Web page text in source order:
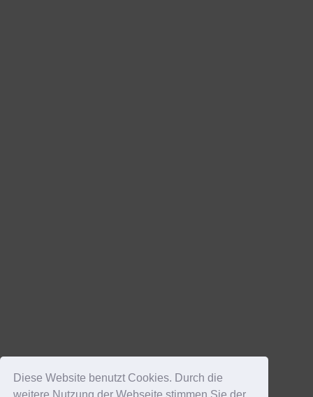
Diese Website benutzt Cookies. Durch die
weitere Nutzung der Webseite stimmen Sie der